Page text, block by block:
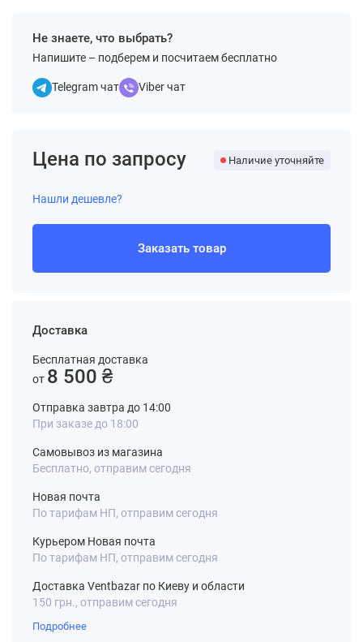
Не знаете, что выбрать?
Напишите – подберем и посчитаем бесплатно
Telegram чат Viber чат
Доставка
Бесплатная доставка
от 8 500 ₴
Отправка завтра до 14:00
При заказе до 18:00
Самовывоз из магазина
Бесплатно, отправим сегодня
Новая почта
По тарифам НП, отправим сегодня
Курьером Новая почта
По тарифам НП, отправим сегодня
Доставка Ventbazar по Киеву и области
150 грн., отправим сегодня
Подробнее
Цена по запросу Наличие уточняйте
Нашли дешевле?
Заказать товар